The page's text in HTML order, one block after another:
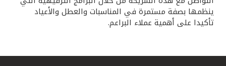
ينظمها بصفة مستمرة في المناسبات والعطل والأعياد
تأكيدا على أهمية عملاء البراعم.